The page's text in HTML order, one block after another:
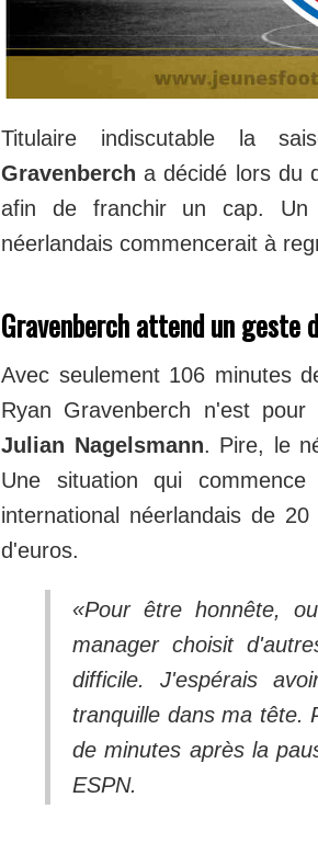
Titulaire indiscutable la
Gravenberch a décidé lors du
afin de franchir un cap. Un
néerlandais commencerait à
Gravenberch attend un geste
Avec seulement 106 minutes
Ryan Gravenberch n'est
Julian Nagelsmann. Pire, le
Une situation qui
international néerlandais de
d'euros.
«Pour être honnête,
manager choisit
difficile. J'espérais
tranquille dans ma tête.
de minutes après la
ESPN.